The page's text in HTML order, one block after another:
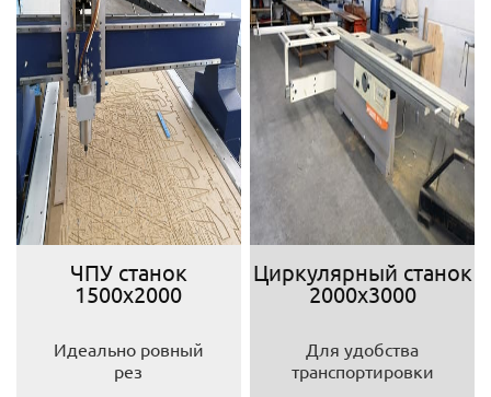
ЧПУ станок
1500х2000
Идеально ровный
рез
Циркулярный станок
2000х3000
Для удобства
транспортировки